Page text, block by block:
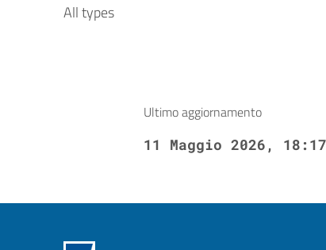
All types
Ultimo aggiornamento
11 Maggio 2026, 18:17